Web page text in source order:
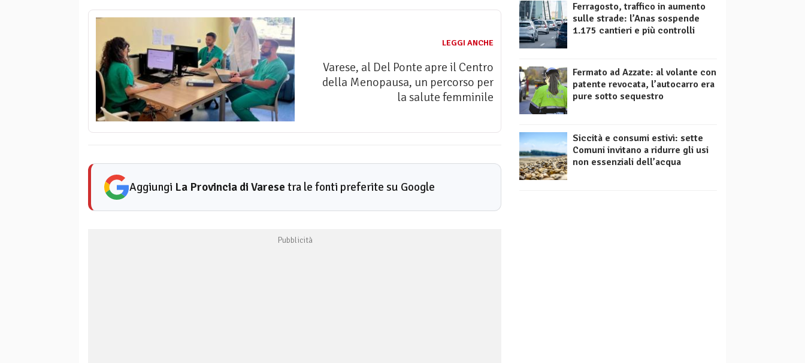
LEGGI ANCHE
Varese, al Del Ponte apre il Centro
della Menopausa, un percorso per
la salute femminile
Aggiungi La Provincia di Varese tra le fonti preferite su Google
Ferragosto, traffico in aumento
sulle strade: l’Anas sospende
1.175 cantieri e più controlli
Fermato ad Azzate: al volante con
patente revocata, l’autocarro era
pure sotto sequestro
Siccità e consumi estivi: sette
Comuni invitano a ridurre gli usi
non essenziali dell’acqua